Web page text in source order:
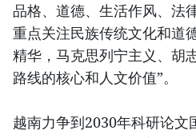
品格、道德、生活作风、法
重点关注民族传统文化和道
精华，马克思列宁主义、胡
路线的核心和人文价值”。
越南力争到2030年科研论文